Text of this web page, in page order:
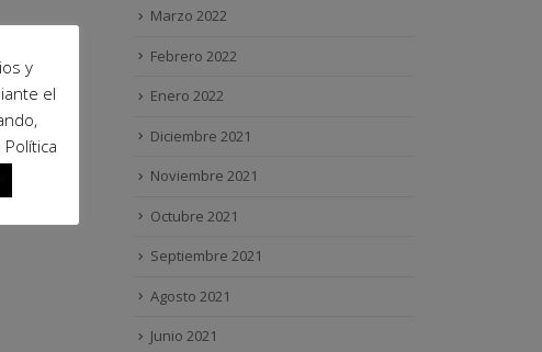
Marzo 2022
Febrero 2022
Enero 2022
Diciembre 2021
Noviembre 2021
Octubre 2021
Septiembre 2021
Agosto 2021
Junio 2021
y
el